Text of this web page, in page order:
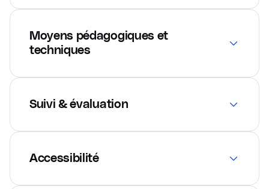
Moyens pédagogiques et
techniques
Suivi & évaluation
Accessibilité